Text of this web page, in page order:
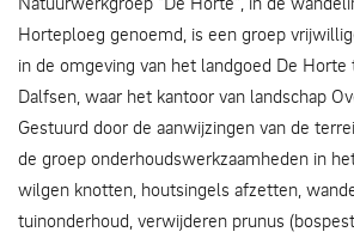
Meld jouw werkgroep of initiatief aan
Horteploeg genoemd, is een groep
in de omgeving van het landgoed De
Dalfsen, waar het kantoor van landschap
Gestuurd door de aanwijzingen van de
de groep onderhoudswerkzaamheden in
wilgen knotten, houtsingels afzetten,
tuinonderhoud, verwijderen prunus